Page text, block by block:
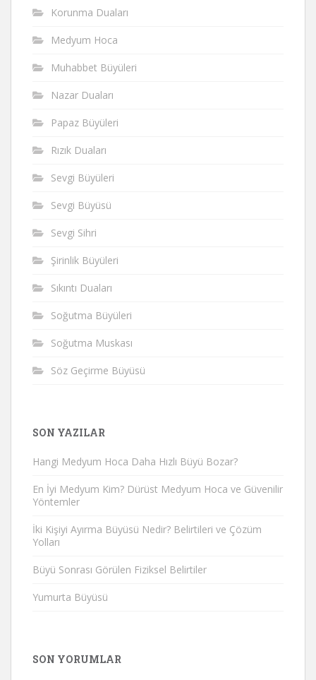
Korunma Duaları
Medyum Hoca
Muhabbet Büyüleri
Nazar Duaları
Papaz Büyüleri
Rızık Duaları
Sevgi Büyüleri
Sevgi Büyüsü
Sevgi Sihri
Şirinlik Büyüleri
Sıkıntı Duaları
Soğutma Büyüleri
Soğutma Muskası
Söz Geçirme Büyüsü
SON YAZILAR
Hangi Medyum Hoca Daha Hızlı Büyü Bozar?
En İyi Medyum Kim? Dürüst Medyum Hoca ve Güvenilir
Yöntemler
İki Kişiyi Ayırma Büyüsü Nedir? Belirtileri ve Çözüm
Yolları
Büyü Sonrası Görülen Fiziksel Belirtiler
Yumurta Büyüsü
SON YORUMLAR